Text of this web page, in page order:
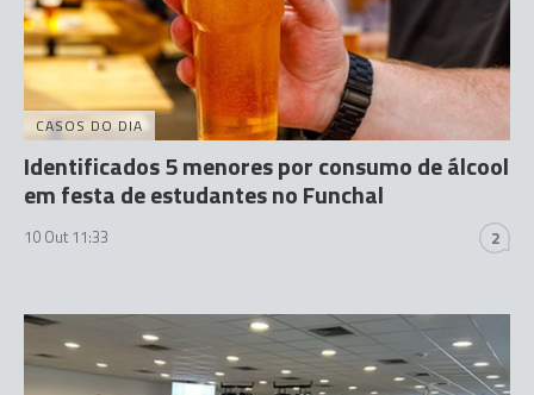
CASOS DO DIA
Identificados 5 menores por consumo de álcool
em festa de estudantes no Funchal
10 Out 11:33 2